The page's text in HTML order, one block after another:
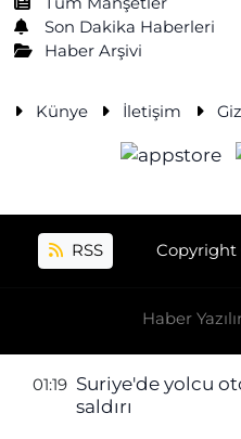
Son Dakika Haberleri
Haber Arşivi
Künye İletişim
RSS Copyright
Haber
01:19 Suriye'de yolcu
saldırı